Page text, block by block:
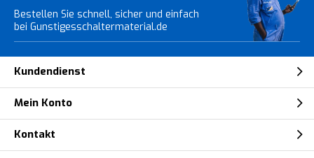
Bestellen Sie schnell, sicher und einfach
bei Gunstigesschaltermaterial.de
Kundendienst
Mein Konto
Kontakt